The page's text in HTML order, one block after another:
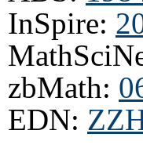
InSpire:
zbMath:
EDN: